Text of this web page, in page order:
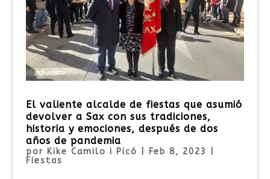
El valiente alcalde de fiestas que asumió
devolver a Sax con sus tradiciones,
historia y emociones, después de dos
años de pandemia
por Kike Camilo i Picó Feb 8, 2023
Fiestas